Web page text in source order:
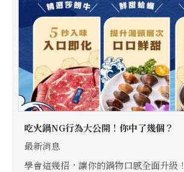
吃火鍋NG行為大公開！你中了幾個？
最新消息
學會這幾招，讓你的鍋物口感全面升級！ 1.涮肉時間太